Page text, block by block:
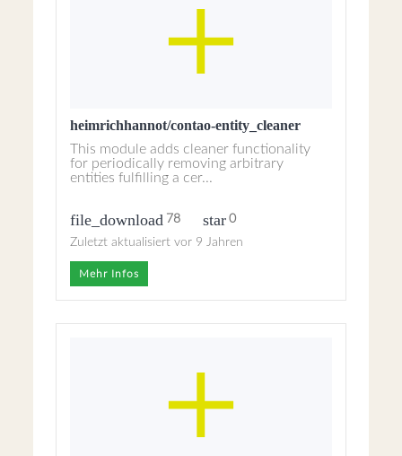
heimrichhannot/contao-entity_cleaner
This module adds cleaner functionality
for periodically removing arbitrary
entities fulfilling a cer...
file_download 78 star 0
Zuletzt aktualisiert vor 9 Jahren
Mehr Infos